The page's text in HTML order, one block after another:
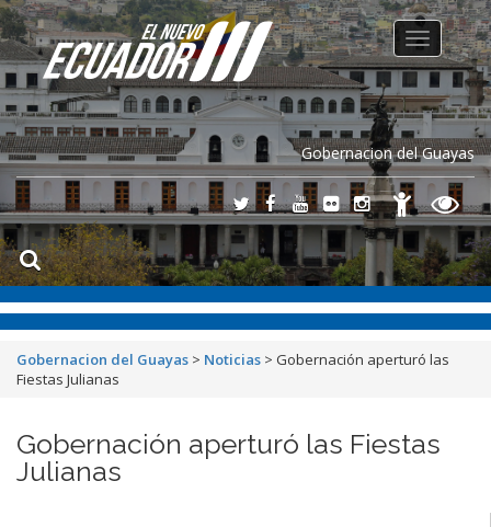
Gobernacion del Guayas
Toggle
navigation
Gobernacion del Guayas > Noticias > Gobernación aperturó las
Fiestas Julianas
Gobernación aperturó las Fiestas
Julianas